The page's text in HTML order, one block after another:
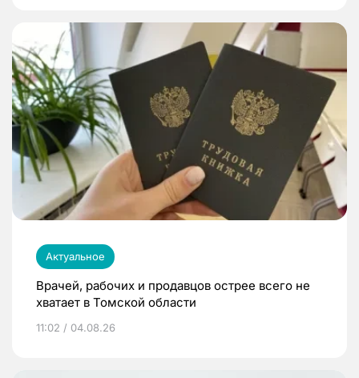
Актуальное
Врачей, рабочих и продавцов острее всего не
хватает в Томской области
11:02 / 04.08.26